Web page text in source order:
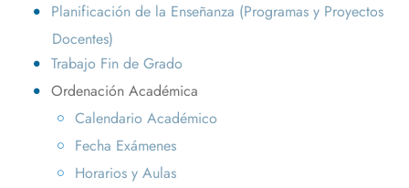
Planificación de la Enseñanza (Programas y Proyectos
Docentes)
Trabajo Fin de Grado
Ordenación Académica
Calendario Académico
Fecha Exámenes
Horarios y Aulas